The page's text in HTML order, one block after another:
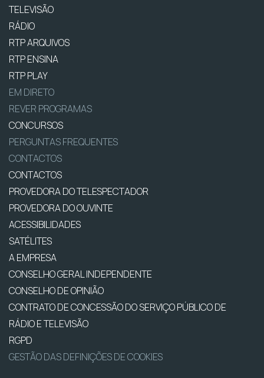
TELEVISÃO
RÁDIO
RTP ARQUIVOS
RTP ENSINA
RTP PLAY
EM DIRETO
REVER PROGRAMAS
CONCURSOS
PERGUNTAS FREQUENTES
CONTACTOS
CONTACTOS
PROVEDORA DO TELESPECTADOR
PROVEDORA DO OUVINTE
ACESSIBILIDADES
SATÉLITES
A EMPRESA
CONSELHO GERAL INDEPENDENTE
CONSELHO DE OPINIÃO
CONTRATO DE CONCESSÃO DO SERVIÇO PÚBLICO DE
RÁDIO E TELEVISÃO
RGPD
GESTÃO DAS DEFINIÇÕES DE COOKIES